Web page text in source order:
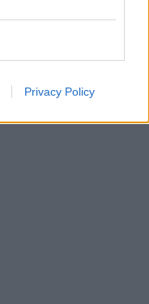
Privacy Policy